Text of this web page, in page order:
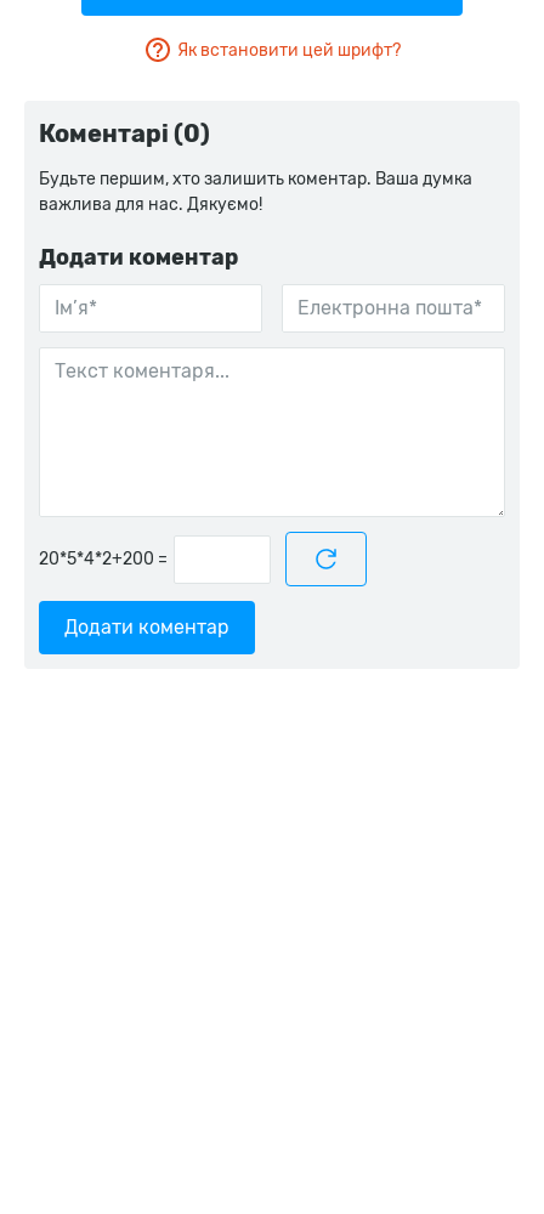
Як встановити цей шрифт?
Коментарі (0)
Будьте першим, хто залишить коментар. Ваша думка
важлива для нас. Дякуємо!
Додати коментар
=
Додати коментар